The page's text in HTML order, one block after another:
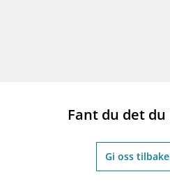
Fant du det
Gi oss